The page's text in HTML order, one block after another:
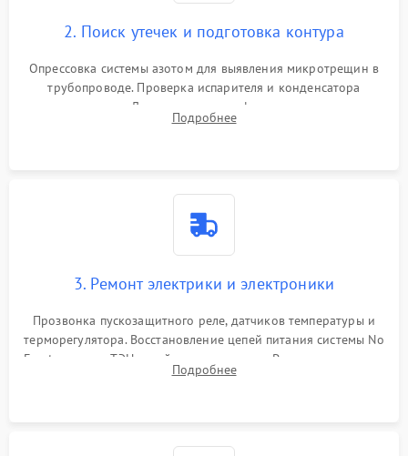
2. Поиск утечек и подготовка контура
Опрессовка системы азотом для выявления микротрещин в
трубопроводе. Проверка испарителя и конденсатора
течеискателем. Демонтаж старого фильтра-осушителя и
продувка капиллярной трубки для устранения засоров.
Подробнее
3. Ремонт электрики и электроники
Прозвонка пускозащитного реле, датчиков температуры и
терморегулятора. Восстановление цепей питания системы No
Frost, включая ТЭН оттайки и вентилятор. Ремонт или замена
платы управления при сбоях алгоритмов.
Подробнее